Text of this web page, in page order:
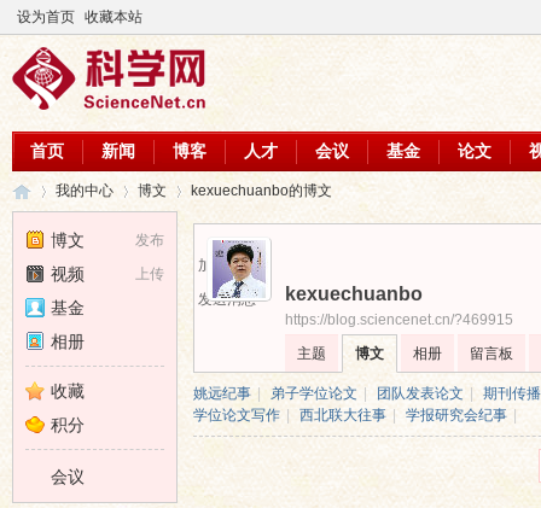
设为首页 收藏本站
首页 新闻 博客 人才 会议 基金 论文
›
我的中心 博文 kexuechuanbo的博文
加为好友
发送消息
kexuechuanbo
https://blog.sciencenet.cn/?469915
主题
博文 相册 留言板
姚远纪事 弟子学位论文 团队发表论文
期刊传
学位论文写作
西北联大往事 学报研究会纪事
发布
博文
上传
视频
基金
相册
收藏
积分
会议